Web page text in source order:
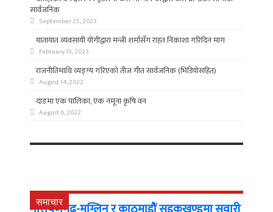
सार्वजनिक
September 25, 2023
यातायात व्यवसायी योगीद्वारा मन्त्री शर्मासँग राहत निकाशा गरिदिन माग
February 13, 2023
राजनीतिमाथि व्यङ्ग्य गरिएको तीज गीत सार्वजनिक (भिडियोसहित)
August 14, 2022
दाङमा एक पालिका, एक नमूना कृषि वन
August 6, 2022
समाचार